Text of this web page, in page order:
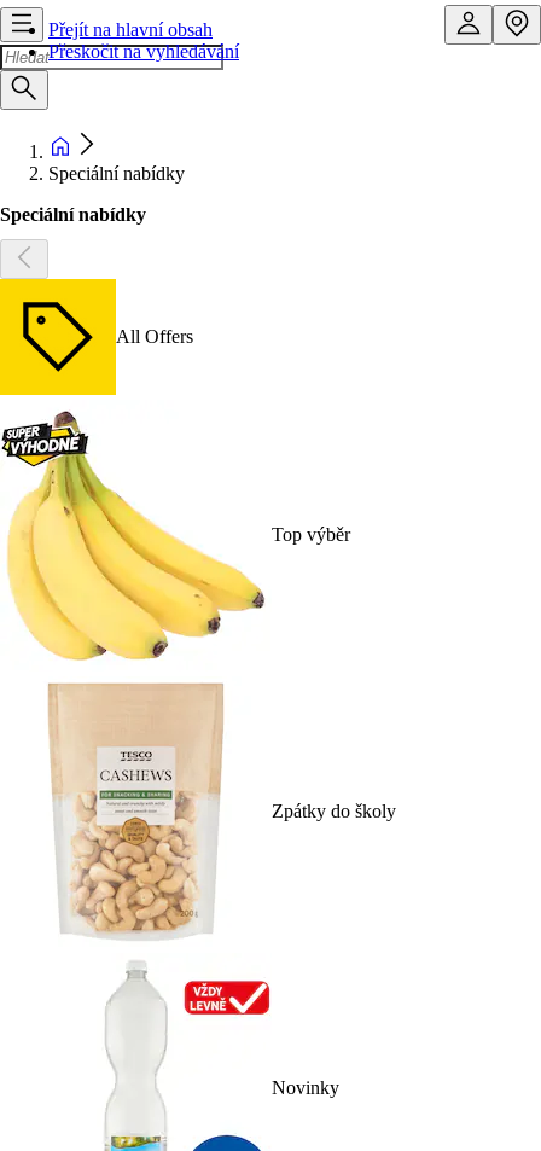
Přejít na hlavní obsah
Přeskočit na vyhledávání
Speciální nabídky
Speciální nabídky
All Offers
Top výběr
Zpátky do školy
Novinky